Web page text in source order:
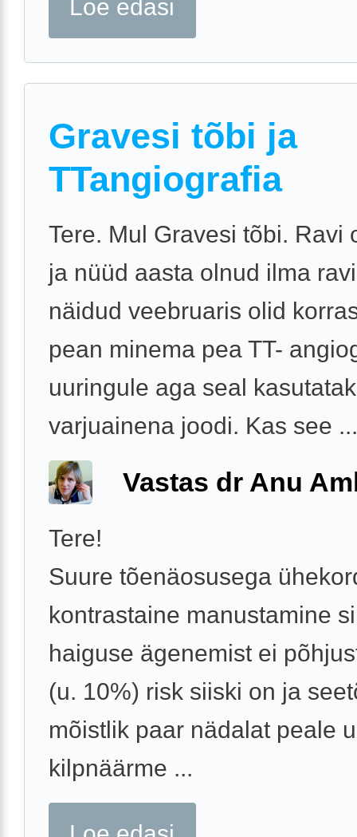
Loe edasi
Gravesi tõbi ja
TTangiografia
Tere. Mul Gravesi tõbi. Ravi
ja nüüd aasta olnud ilma
näidud veebruaris olid
pean minema pea TT-
uuringule aga seal
varjuainena joodi. Kas see ...
Vastas dr Anu
Tere!
Suure tõenäosusega
kontrastaine manustamine
haiguse ägenemist ei
(u. 10%) risk siiski on ja
mõistlik paar nädalat peale
kilpnäärme ...